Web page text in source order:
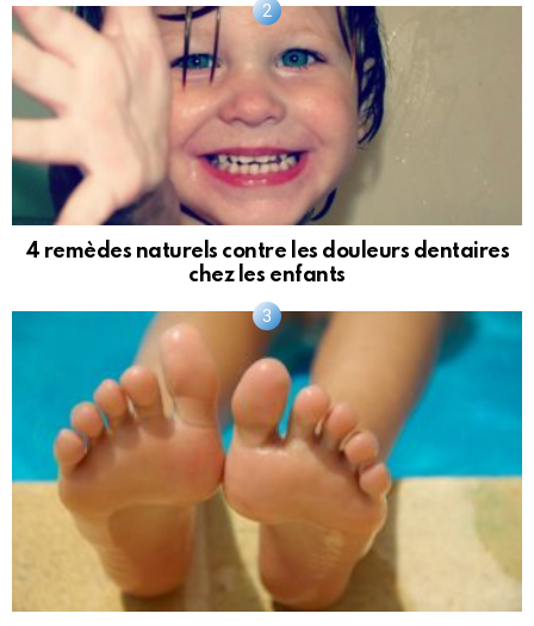
4 remèdes naturels contre les douleurs dentaires
chez les enfants